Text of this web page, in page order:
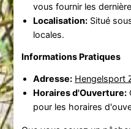
vous fournir les
Localisation:Situé
locales.
Informations Pratiques
Adresse: Hengelsport
Horaires d'Ouverture:
pour les horaires